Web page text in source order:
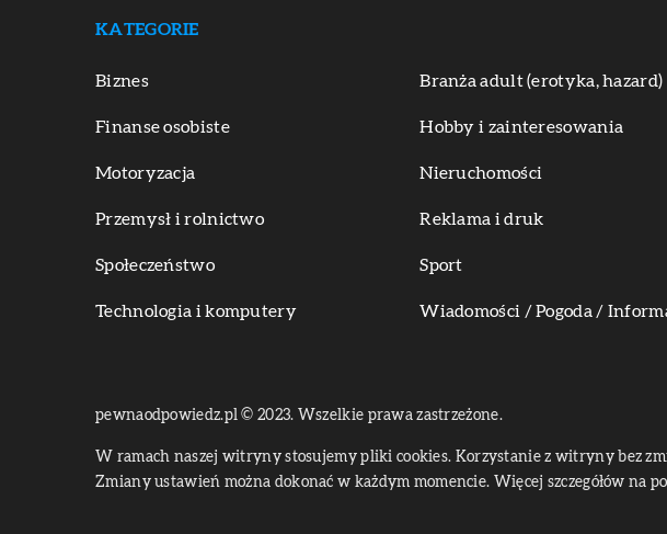
KATEGORIE
Biznes Branża adult (erotyka, hazard)
Finanse osobiste Hobby i zainteresowania
Motoryzacja Nieruchomości
Przemysł i rolnictwo Reklama i druk
Społeczeństwo Sport
Technologia i komputery Wiadomości / Pogoda /
pewnaodpowiedz.pl © 2023. Wszelkie prawa zastrzeżone.
W ramach naszej witryny stosujemy pliki cookies. Korzystanie z witryny bez
Zmiany ustawień można dokonać w każdym momencie. Więcej szczegółów na